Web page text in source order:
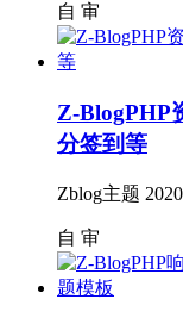
自 审
Z-BlogPHP
分签到等
Zblog主题
自 审